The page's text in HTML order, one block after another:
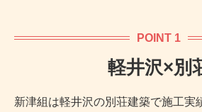
POINT 1
軽井沢×別
新津組は軽井沢の別荘建築で施工実